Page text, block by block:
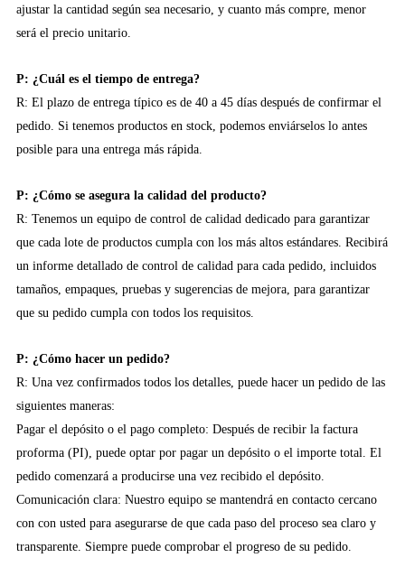
ajustar la cantidad según sea necesario, y cuanto más compre, menor
será el precio unitario.
P: ¿Cuál es el tiempo de entrega?
R: El plazo de entrega típico es de 40 a 45 días después de confirmar el
pedido. Si tenemos productos en stock, podemos enviárselos lo antes
posible para una entrega más rápida.
P: ¿Cómo se asegura la calidad del producto?
R: Tenemos un equipo de control de calidad dedicado para garantizar
que cada lote de productos cumpla con los más altos estándares. Recibirá
un informe detallado de control de calidad para cada pedido, incluidos
tamaños, empaques, pruebas y sugerencias de mejora, para garantizar
que su pedido cumpla con todos los requisitos.
P: ¿Cómo hacer un pedido?
R: Una vez confirmados todos los detalles, puede hacer un pedido de las
siguientes maneras:
Pagar el depósito o el pago completo: Después de recibir la factura
proforma (PI), puede optar por pagar un depósito o el importe total. El
pedido comenzará a producirse una vez recibido el depósito.
Comunicación clara: Nuestro equipo se mantendrá en contacto cercano
con con usted para asegurarse de que cada paso del proceso sea claro y
transparente. Siempre puede comprobar el progreso de su pedido.